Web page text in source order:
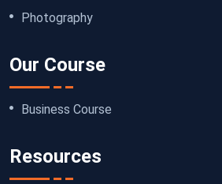
Photography
Our Course
Business Course
Resources